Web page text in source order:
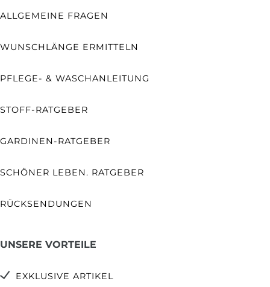
ALLGEMEINE FRAGEN
WUNSCHLÄNGE ERMITTELN
PFLEGE- & WASCHANLEITUNG
STOFF-RATGEBER
GARDINEN-RATGEBER
SCHÖNER LEBEN. RATGEBER
RÜCKSENDUNGEN
UNSERE VORTEILE
EXKLUSIVE ARTIKEL